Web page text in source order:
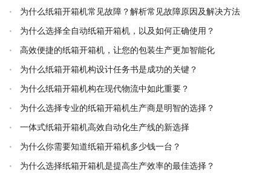
为什么纸箱开箱机常见故障？解析常见故障原因及解决方法
为什么选择全自动纸箱开箱机，以及如何正确使用？
高效便捷的纸箱开箱机，让您的包装生产更加智能化
为什么纸箱开箱机构设计任务书是成功的关键？
为什么纸箱开箱机构在现代物流中如此重要？
为什么选择专业的纸箱开箱机生产商是明智的选择？
一体式纸箱开箱机高效自动化生产线的新选择
为什么你需要知道纸箱开箱机多少钱一台？
为什么选择纸箱开箱机是提高生产效率的最佳选择？